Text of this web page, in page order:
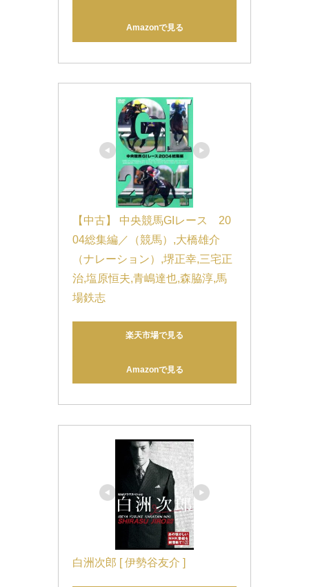
Amazonで見る
【中古】 中央競馬GIレース　20
04総集編／（競馬）,大橋雄介
（ナレーション）,堺正幸,三宅正
治,塩原恒夫,青嶋達也,森脇淳,馬
場鉄志
楽天市場で見る
Amazonで見る
白洲次郎 [ 伊勢谷友介 ]